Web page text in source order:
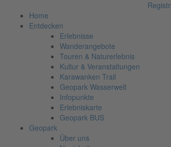
Home
Entdecken
Erlebnisse
Wanderangebote
Touren & Naturerlebnis
Kultur & Veranstaltungen
Karawanken Trail
Geopark Wasserwelt
Infopunkte
Erlebniskarte
Geopark BUS
Geopark
Über uns